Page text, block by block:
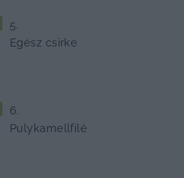
Egész csirke
Pulykamellfilé